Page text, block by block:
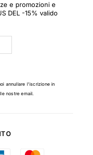
e promozioni e
DEL -15% valido
annullare l'iscrizione in
nostre email.